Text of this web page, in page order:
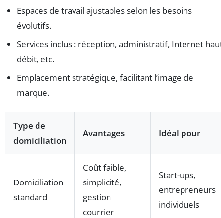
Espaces de travail ajustables selon les besoins
évolutifs.
Services inclus : réception, administratif, Internet
débit, etc.
Emplacement stratégique, facilitant l’image de
marque.
Type de
domiciliation
Avantages Idéal pour
Domiciliation
standard
Coût faible,
simplicité,
gestion
courrier
Start-ups,
entrepreneurs
individuels